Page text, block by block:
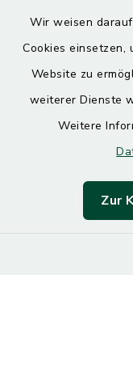
Wir weisen
Cookies einsetzen,
Website zu
weiterer Dienste
Weitere
Zur